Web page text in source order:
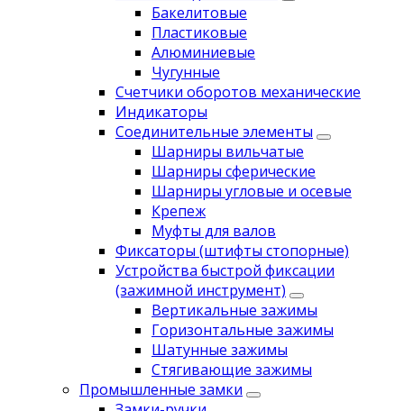
Бакелитовые
Пластиковые
Алюминиевые
Чугунные
Счетчики оборотов механические
Индикаторы
Соединительные элементы
Шарниры вильчатые
Шарниры сферические
Шарниры угловые и осевые
Крепеж
Муфты для валов
Фиксаторы (штифты стопорные)
Устройства быстрой фиксации
(зажимной инструмент)
Вертикальные зажимы
Горизонтальные зажимы
Шатунные зажимы
Стягивающие зажимы
Промышленные замки